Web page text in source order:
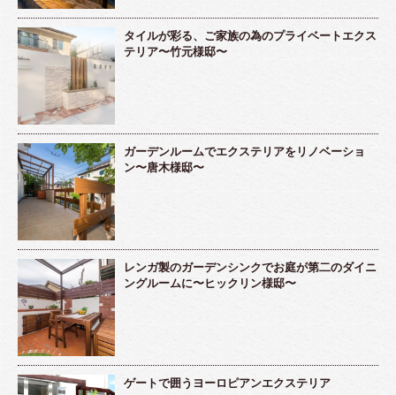
タイルが彩る、ご家族の為のプライベートエクス
テリア〜竹元様邸〜
ガーデンルームでエクステリアをリノベーショ
ン〜唐木様邸〜
レンガ製のガーデンシンクでお庭が第二のダイニ
ングルームに〜ヒックリン様邸〜
ゲートで囲うヨーロピアンエクステリア